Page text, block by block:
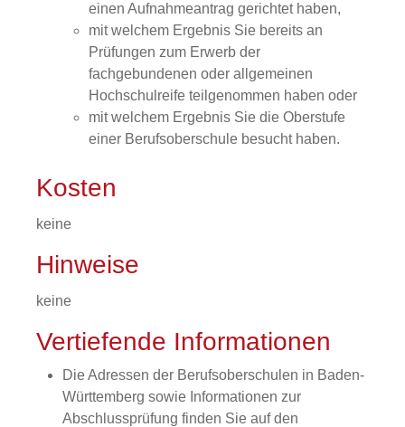
einen Aufnahmeantrag gerichtet haben,
mit welchem Ergebnis Sie bereits an
Prüfungen zum Erwerb der
fachgebundenen oder allgemeinen
Hochschulreife teilgenommen haben oder
mit welchem Ergebnis Sie die Oberstufe
einer Berufsoberschule besucht haben.
Kosten
keine
Hinweise
keine
Vertiefende Informationen
Die Adressen der Berufsoberschulen in Baden-
Württemberg sowie Informationen zur
Abschlussprüfung finden Sie auf den